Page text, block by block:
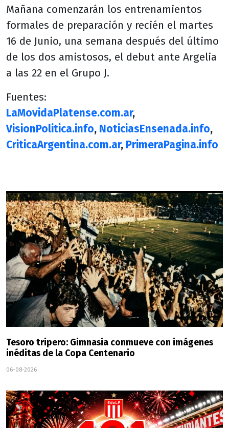
Mañana comenzarán los entrenamientos
formales de preparación y recién el martes
16 de Junio, una semana después del último
de los dos amistosos, el debut ante Argelia
a las 22 en el Grupo J.
Fuentes:
LaMovidaPlatense.com.ar,
VisionPolitica.info, NoticiasEnsenada.info,
CriticaArgentina.com.ar, PrimeraPagina.info
Tesoro tripero: Gimnasia conmueve con imágenes
inéditas de la Copa Centenario
06-08-2026